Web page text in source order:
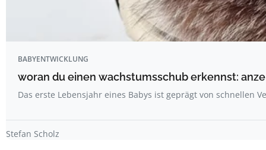
BABYENTWICKLUNG
woran du einen wachstumsschub erkennst:
Das erste Lebensjahr eines Babys ist geprägt von schnellen
Stefan Scholz